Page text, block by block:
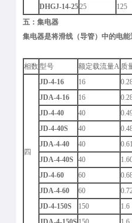
DHGJ-14-2525
125
五：集电器
集电器是将滑线（导管）中的电
相数 型号 额定载流量A 质
四
JD-4-16 16
JDA-4-16
16
JD-4-40
40
JD-4-40S
40
JDA-4-40
40
JDA-4-40S
40
JD-4-60
60
JDA-4-60
60
JD-4-150S
150
1.6